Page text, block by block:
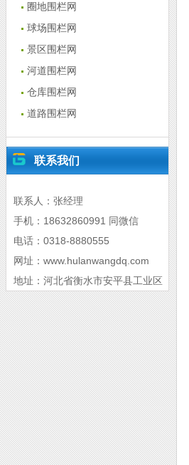
圈地围栏网
球场围栏网
景区围栏网
河道围栏网
仓库围栏网
道路围栏网
联系我们
联系人：张经理
手机：18632860991 同微信
电话：0318-8880555
网址：www.hulanwangdq.com
地址：河北省衡水市安平县工业区